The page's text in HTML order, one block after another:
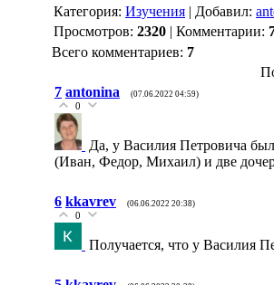
Категория: Изучения | Добавил:
Просмотров: 2320 | Комментарии:
Всего комментариев: 7
7 antonina (07.06.2022 04:59)
0
Да, у Василия Петровича
(Иван, Федор, Михаил) и две
6 kkavrev (06.06.2022 20:38)
0
Получается, что у Василия